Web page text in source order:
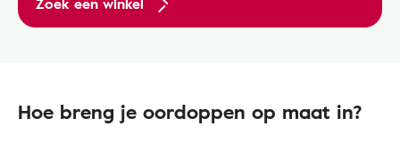
Hoe breng je oordoppen op maat in?